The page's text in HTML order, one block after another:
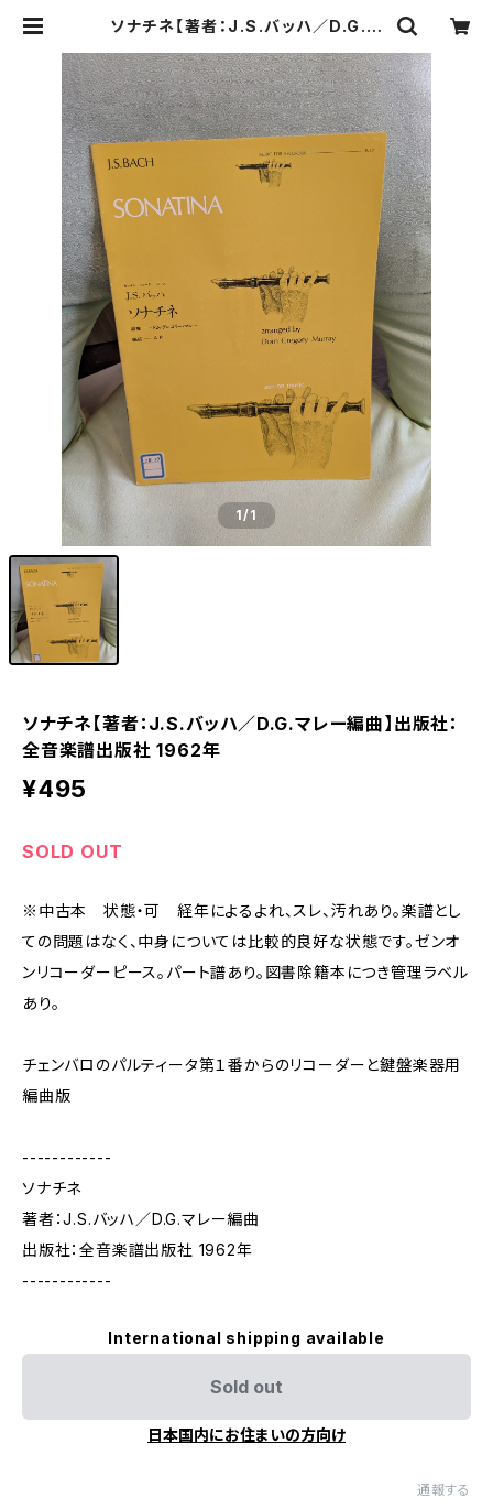
ソナチネ【著者：J.S.バッハ／D.G.マ
962年 | Birds' Tale Collective
1/1
ソナチネ【著者：J.S.バッハ／D.G.マレー編曲】出版社：
全音楽譜出版社 1962年
¥495
SOLD OUT
※中古本 状態・可 経年によるよれ、スレ、汚れあり。楽譜とし
ての問題はなく、中身については比較的良好な状態です。ゼンオ
ンリコーダーピース。パート譜あり。図書除籍本につき管理ラベル
あり。
チェンバロのパルティータ第１番からのリコーダーと鍵盤楽器用
編曲版
------------
ソナチネ
著者：J.S.バッハ／D.G.マレー編曲
出版社：全音楽譜出版社 1962年
------------
International shipping available
Sold out
日本国内にお住まいの方向け
通報する